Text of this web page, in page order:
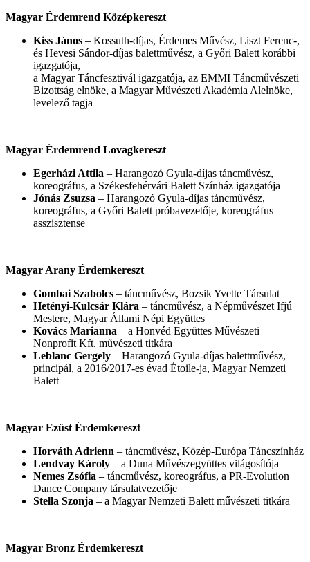
Magyar Érdemrend Középkereszt
Kiss János – Kossuth-díjas, Érdemes Művész, Liszt Ferenc-,
és Hevesi Sándor-díjas balettművész, a Győri Balett korábbi
igazgatója,
a Magyar Táncfesztivál igazgatója, az EMMI Táncművészeti
Bizottság elnöke, a Magyar Művészeti Akadémia Alelnöke,
levelező tagja
Magyar Érdemrend Lovagkereszt
Egerházi Attila – Harangozó Gyula-díjas táncművész,
koreográfus, a Székesfehérvári Balett Színház igazgatója
Jónás Zsuzsa – Harangozó Gyula-díjas táncművész,
koreográfus, a Győri Balett próbavezetője, koreográfus
asszisztense
Magyar Arany Érdemkereszt
Gombai Szabolcs – táncművész, Bozsik Yvette Társulat
Hetényi-Kulcsár Klára – táncművész, a Népművészet Ifjú
Mestere, Magyar Állami Népi Együttes
Kovács Marianna – a Honvéd Együttes Művészeti
Nonprofit Kft. művészeti titkára
Leblanc Gergely – Harangozó Gyula-díjas balettművész,
principál, a 2016/2017-es évad Étoile-ja, Magyar Nemzeti
Balett
Magyar Ezüst Érdemkereszt
Horváth Adrienn – táncművész, Közép-Európa Táncszínház
Lendvay Károly – a Duna Művészegyüttes világosítója
Nemes Zsófia – táncművész, koreográfus, a PR-Evolution
Dance Company társulatvezetője
Stella Szonja – a Magyar Nemzeti Balett művészeti titkára
Magyar Bronz Érdemkereszt